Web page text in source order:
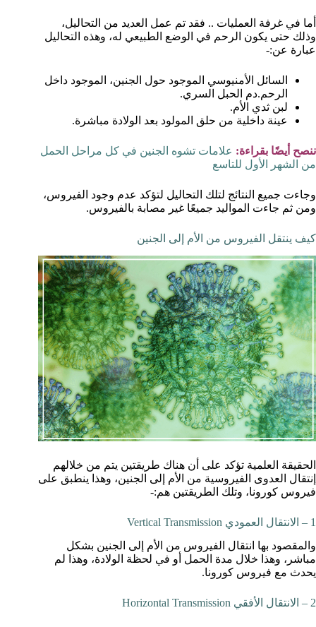
أما في غرفة العمليات .. فقد تم عمل العديد من التحاليل،
وذلك حتى يكون الرحم في الوضع الطبيعي له، وهذه التحاليل
عبارة عن:-
السائل الأمنيوسي الموجود حول الجنين، الموجود داخل
الرحم.دم الحبل السري.
لبن ثدي الأم.
عينة داخلية من حلق المولود بعد الولادة مباشرة.
ننصح أيضًا بقراءة: علامات تشوه الجنين في كل مراحل الحمل
من الشهر الأول للتاسع
وجاءت جميع النتائج لتلك التحاليل لتؤكد عدم وجود الفيروس،
ومن ثم جاءت المواليد جميعًا غير مصابة بالفيروس.
كيف ينتقل الفيروس من الأم إلى الجنين
الحقيقة العلمية تؤكد على أن هناك طريقتين يتم من خلالهم
إنتقال العدوى الفيروسية من الأم إلى الجنين، وهذا ينطبق على
فيروس كورونا، وتلك الطريقتين هم:-
1 – الانتقال العمودي Vertical Transmission
والمقصود بها انتقال الفيروس من الأم إلى الجنين بشكل
مباشر، وهذا خلال مدة الحمل أو في لحظة الولادة، وهذا لم
يحدث مع فيروس كورونا.
2 – الانتقال الأفقي Horizontal Transmission